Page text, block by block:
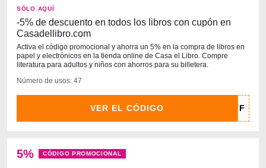
SÓLO AQUÍ
-5% de descuento en todos los libros con cupón en
Casadellibro.com
Activa el código promocional y ahorra un 5% en la compra de libros en
papel y electrónicos en la tienda online de Casa el Libro. Compre
literatura para adultos y niños con ahorros para su billetera.
Número de usos: 47
VER EL CÓDIGO
5% CÓDIGO PROMOCIONAL